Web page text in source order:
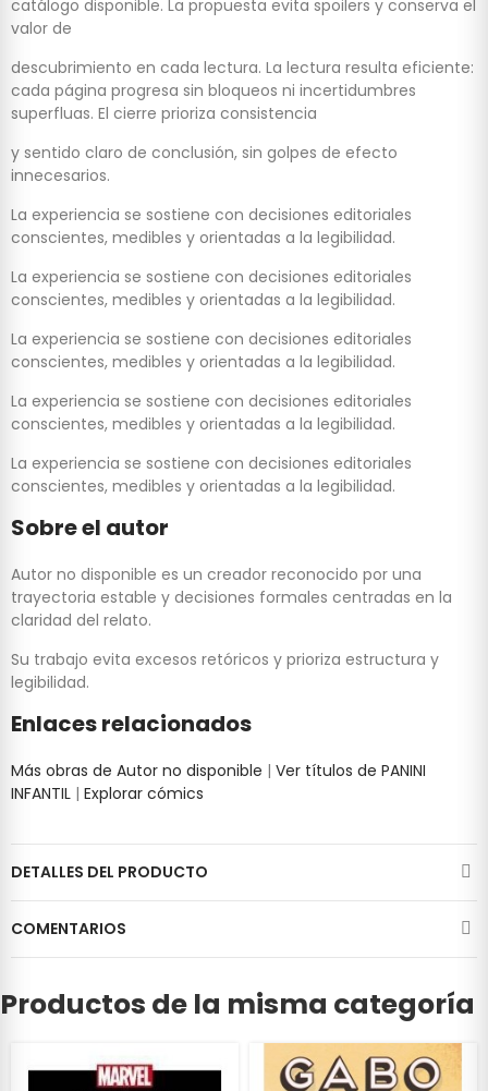
catálogo disponible. La propuesta evita spoilers y conserva el
valor de
descubrimiento en cada lectura. La lectura resulta eficiente:
cada página progresa sin bloqueos ni incertidumbres
superfluas. El cierre prioriza consistencia
y sentido claro de conclusión, sin golpes de efecto
innecesarios.
La experiencia se sostiene con decisiones editoriales
conscientes, medibles y orientadas a la legibilidad.
La experiencia se sostiene con decisiones editoriales
conscientes, medibles y orientadas a la legibilidad.
La experiencia se sostiene con decisiones editoriales
conscientes, medibles y orientadas a la legibilidad.
La experiencia se sostiene con decisiones editoriales
conscientes, medibles y orientadas a la legibilidad.
La experiencia se sostiene con decisiones editoriales
conscientes, medibles y orientadas a la legibilidad.
Sobre el autor
Autor no disponible es un creador reconocido por una
trayectoria estable y decisiones formales centradas en la
claridad del relato.
Su trabajo evita excesos retóricos y prioriza estructura y
legibilidad.
Enlaces relacionados
Más obras de Autor no disponible | Ver títulos de PANINI
INFANTIL | Explorar cómics
DETALLES DEL PRODUCTO
COMENTARIOS
Productos de la misma categoría